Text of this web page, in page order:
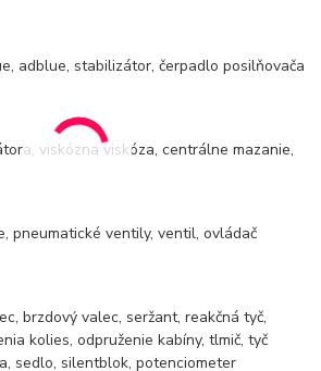
adblue, stabilizátor, čerpadlo posilňovača
viskózna viskóza, centrálne mazanie,
pneumatické ventily, ventil, ovládač
brzdový valec, seržant, reakčná tyč,
kolies, odpruženie kabíny, tlmič, tyč
sedlo, silentblok, potenciometer